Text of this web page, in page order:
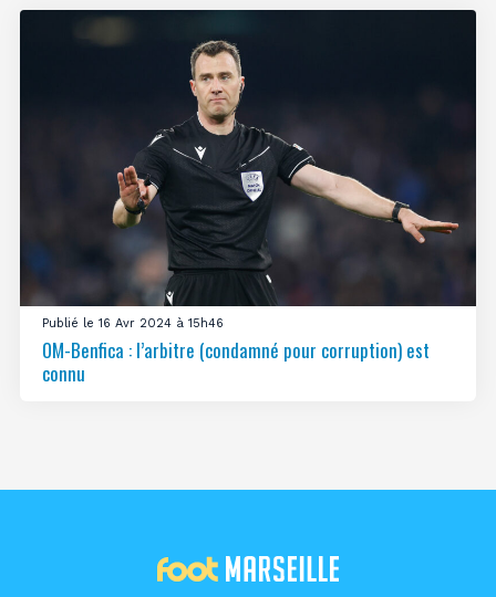
Publié le 16 Avr 2024 à 15h46
OM-Benfica : l’arbitre (condamné pour corruption) est
connu